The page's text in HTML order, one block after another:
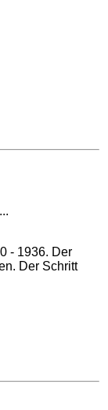
- 1936. Der
Der Schritt